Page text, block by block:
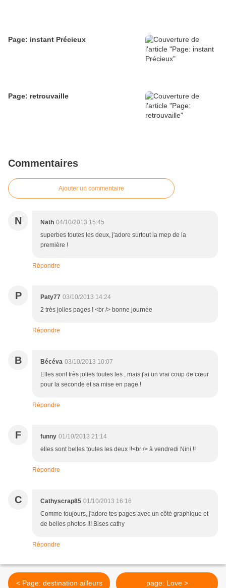
Page: instant Précieux
Page: retrouvaille
Commentaires
Ajouter un commentaire
N Nath 04/10/2013 15:45
superbes toutes les deux, j'adore surtout la mep de la
première !
Répondre
P Paty77 03/10/2013 14:24
2 très jolies pages ! <br /> bonne journée
Répondre
B Bécéva 03/10/2013 10:07
Elles sont très jolies toutes les , mais j'ai un vrai coup de cœur
pour la seconde et sa mise en page !
Répondre
F funny 01/10/2013 21:14
elles sont belles toutes les deux !!<br /> à vendredi Nini !!
Répondre
C Cathyscrap85 01/10/2013 16:16
Comme toujours, j'adore tes pages avec un côté graphique et
de belles photos !!! Bises cathy
Répondre
< Page: destination ailleurs page: Love >